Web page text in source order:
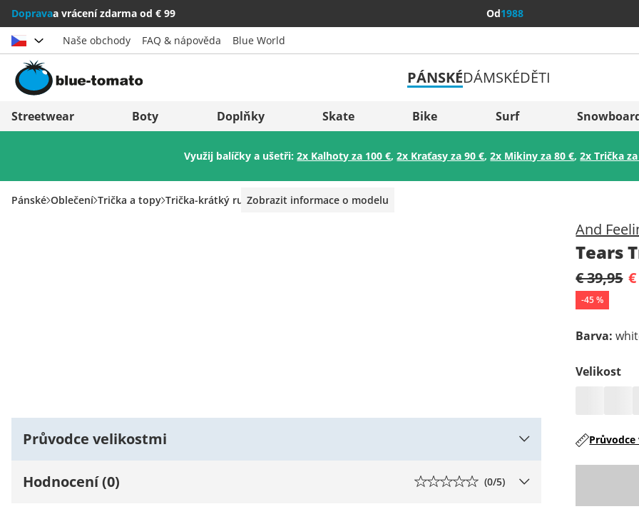
Dopravaa vrácení zdarma od € 99 Od1988
Vybrat zemi
Österreich
Italia (Italiano)
Italien (Deutsch)
Slovenija
België (Nederlands)
Naše obchody FAQ & nápověda Blue World
PÁNSKÉDÁMSKÉDĚTI
Streetwear Boty Doplňky Skate Bike Surf
Využij balíčky a ušetři:2x Kalhoty za 100 €,2x Kraťasy za 90 €,2x Mikiny za 80 €,2x Trička
Pánské Oblečení Trička a topy Trička-krátký rukávZobrazit informace o modelu
And
Tears
€ 39,95
-45%
Barva:
Velikost
Průvodce velikostmi
Hodnocení (0) (0/5)